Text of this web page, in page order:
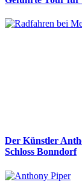
Der Künstler
Schloss Bonndorf